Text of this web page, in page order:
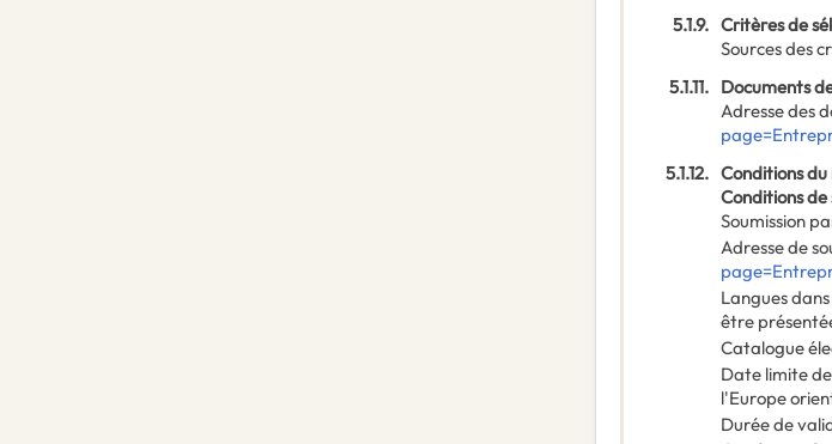
5.1.9. Critères de
Sources des
5.1.11. Documents
Adresse des
5.1.12. Conditions
Conditions de
Soumission
Adresse de
Langues
être
Catalogue
Date limite
l'Europe
Durée de